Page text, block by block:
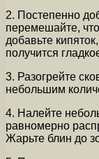
2. Постепенно
перемешайте,
добавьте
получится
3. Разогрейте
небольшим
4. Налейте
равномерно
Жарьте блин до